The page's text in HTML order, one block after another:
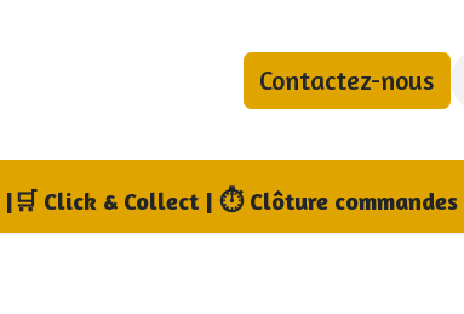
Qui sommes-nous ? Où nous
Contactez-nous
|🛒 Click & Collect | ⏱ Clôture